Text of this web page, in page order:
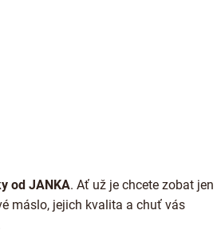
c
í
od JANKA. Ať už je chcete zobat jen
máslo, jejich kvalita a chuť vás